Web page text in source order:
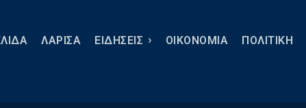
ΛΑΡΙΣΑ ΕΙΔΗΣΕΙΣ ΟΙΚΟΝΟΜΙΑ ΠΟΛΙΤΙΚΗ